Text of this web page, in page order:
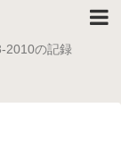
2010の記録